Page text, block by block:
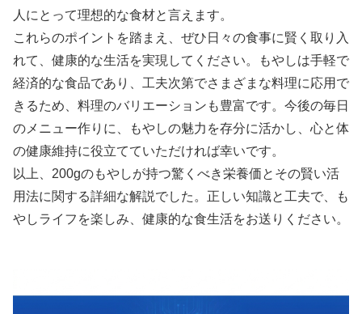
人にとって理想的な食材と言えます。
これらのポイントを踏まえ、ぜひ日々の食事に賢く取り入
れて、健康的な生活を実現してください。もやしは手軽で
経済的な食品であり、工夫次第でさまざまな料理に応用で
きるため、料理のバリエーションも豊富です。今後の毎日
のメニュー作りに、もやしの魅力を存分に活かし、心と体
の健康維持に役立てていただければ幸いです。
以上、200gのもやしが持つ驚くべき栄養価とその賢い活
用法に関する詳細な解説でした。正しい知識と工夫で、も
やしライフを楽しみ、健康的な食生活をお送りください。